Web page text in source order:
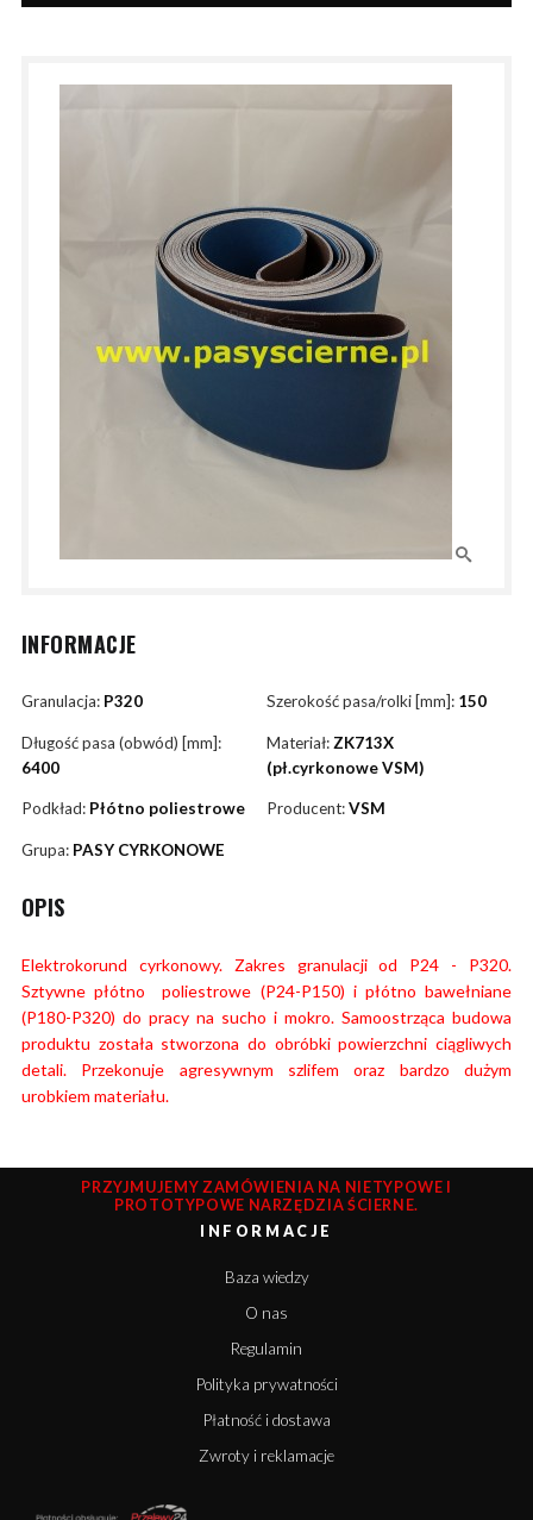
INFORMACJE
Granulacja: P320 Szerokość pasa/rolki [mm]: 150
Długość pasa (obwód) [mm]:
6400
Materiał: ZK713X
(pł.cyrkonowe VSM)
Podkład: Płótno poliestrowe Producent:VSM
Grupa: PASY CYRKONOWE
OPIS
Elektrokorund cyrkonowy. Zakres granulacji od P24 - P320.
Sztywne płótno poliestrowe (P24-P150) i płótno bawełniane
(P180-P320) do pracy na sucho i mokro. Samoostrząca budowa
produktu została stworzona do obróbki powierzchni ciągliwych
detali. Przekonuje agresywnym szlifem oraz bardzo dużym
urobkiem materiału.
PRZYJMUJEMY ZAMÓWIENIA NA NIETYPOWE I
PROTOTYPOWE NARZĘDZIA ŚCIERNE.
INFORMACJE
Baza wiedzy
O nas
Regulamin
Polityka prywatności
Płatność i dostawa
Zwroty i reklamacje